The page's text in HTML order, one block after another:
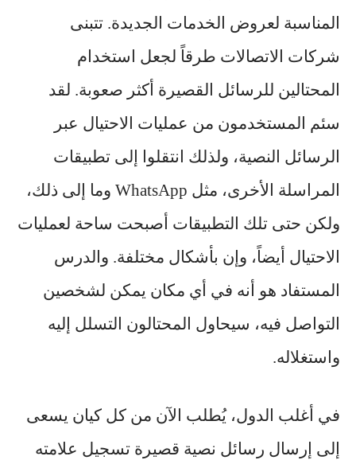
المناسبة لعروض الخدمات الجديدة. تتبنى
شركات الاتصالات طرقاً لجعل استخدام
المحتالين للرسائل القصيرة أكثر صعوبة. لقد
سئم المستخدمون من عمليات الاحتيال عبر
الرسائل النصية، ولذلك انتقلوا إلى تطبيقات
المراسلة الأخرى، مثل WhatsApp وما إلى ذلك،
ولكن حتى تلك التطبيقات أصبحت ساحة لعمليات
الاحتيال أيضاً، وإن بأشكال مختلفة. والدرس
المستفاد هو أنه في أي مكان يمكن لشخصين
التواصل فيه، سيحاول المحتالون التسلل إليه
واستغلاله.
في أغلب الدول، يُطلب الآن من كل كيان يسعى
إلى إرسال رسائل نصية قصيرة تسجيل علامته